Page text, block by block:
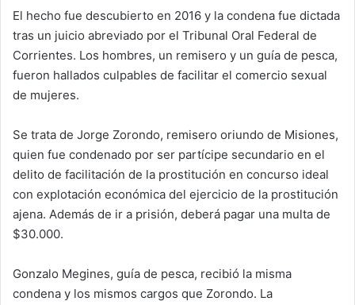
El hecho fue descubierto en 2016 y la condena fue dictada
tras un juicio abreviado por el Tribunal Oral Federal de
Corrientes. Los hombres, un remisero y un guía de pesca,
fueron hallados culpables de facilitar el comercio sexual
de mujeres.
Se trata de Jorge Zorondo, remisero oriundo de Misiones,
quien fue condenado por ser partícipe secundario en el
delito de facilitación de la prostitución en concurso ideal
con explotación económica del ejercicio de la prostitución
ajena. Además de ir a prisión, deberá pagar una multa de
$30.000.
Gonzalo Megines, guía de pesca, recibió la misma
condena y los mismos cargos que Zorondo. La